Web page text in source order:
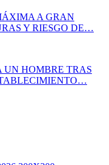
A GRAN
Y RIESGO DE…
HOMBRE TRAS